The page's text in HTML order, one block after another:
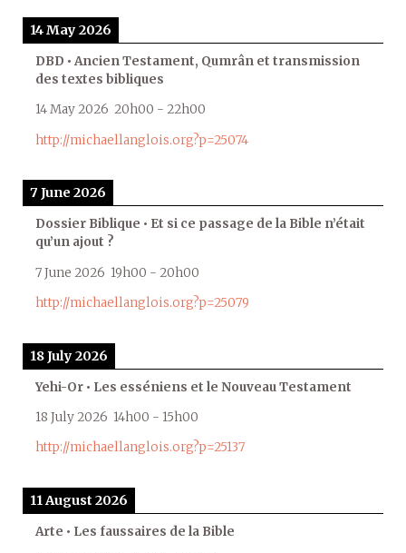
14 May 2026
DBD • Ancien Testament, Qumrân et transmission
des textes bibliques
14 May 2026 20h00 - 22h00
http://michaellanglois.org?p=25074
7 June 2026
Dossier Biblique • Et si ce passage de la Bible n’était
qu’un ajout ?
7 June 2026 19h00 - 20h00
http://michaellanglois.org?p=25079
18 July 2026
Yehi-Or • Les esséniens et le Nouveau Testament
18 July 2026 14h00 - 15h00
http://michaellanglois.org?p=25137
11 August 2026
Arte • Les faussaires de la Bible